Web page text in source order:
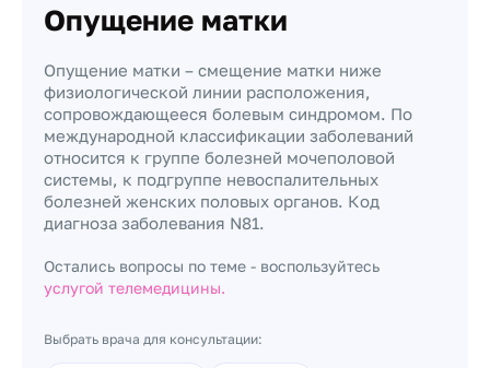
Опущение матки
Опущение матки – смещение матки ниже
физиологической линии расположения,
сопровождающееся болевым синдромом. По
международной классификации заболеваний
относится к группе болезней мочеполовой
системы, к подгруппе невоспалительных
болезней женских половых органов. Код
диагноза заболевания N81.
Остались вопросы по теме - воспользуйтесь
услугой телемедицины.
Выбрать врача для консультации: